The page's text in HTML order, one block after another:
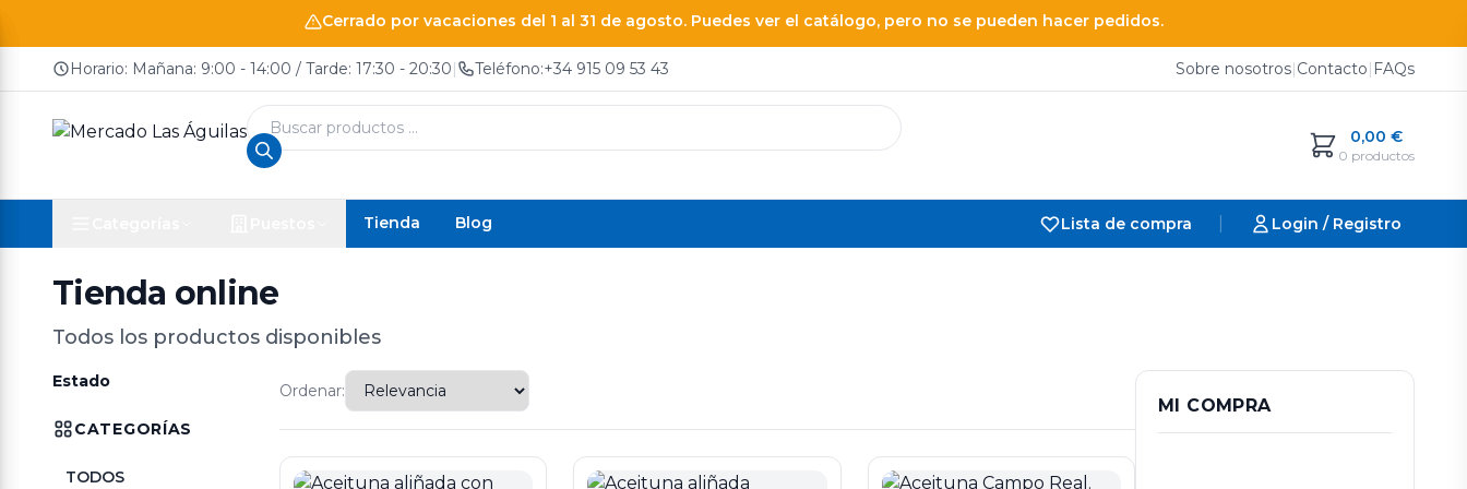
Cerrado por vacaciones del 1 al 31 de agosto. Puedes ver el catálogo, pero no se pueden hacer pedidos.
Horario: Mañana: 9:00 - 14:00 / Tarde: 17:30 - 20:30| Teléfono:+34 915 09 53 43 Sobre nosotros|Contacto| FAQs
Búsqueda
de
productos
0,00 €
0 productos
Tienda Blog Lista de compra Login / Registro
Tienda online
Todos los productos disponibles
Estado
CATEGORÍAS
TODOS
Ordenar:
MI COMPRA